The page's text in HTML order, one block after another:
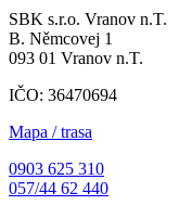
SBK s.r.o. Vranov n.T.
B. Němcovej 1
093 01 Vranov n.T.
IČO: 36470694
Mapa / trasa
0903 625 310
057/44 62 440